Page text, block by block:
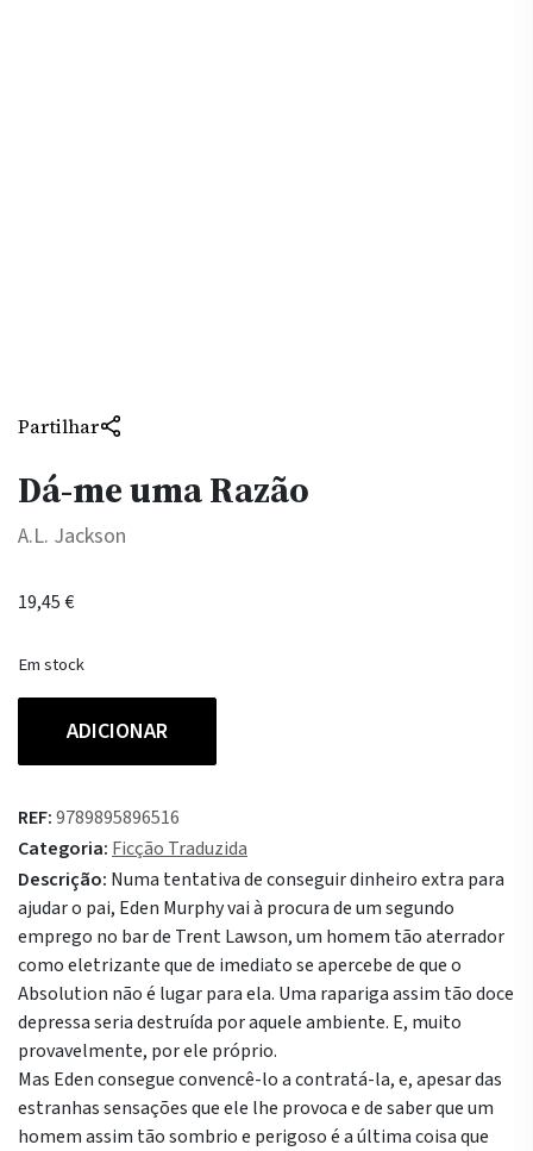
Partilhar
Dá-me uma Razão
A.L. Jackson
19,45€
Em stock
Dá-
uma
Razão
ADICIONAR
REF:9789895896516
Categoria: Ficção Traduzida
Descrição: Numa tentativa de conseguir dinheiro extra para
ajudar o pai, Eden Murphy vai à procura de um segundo
emprego no bar de Trent Lawson, um homem tão aterrador
como eletrizante que de imediato se apercebe de que o
Absolution não é lugar para ela. Uma rapariga assim tão doce
depressa seria destruída por aquele ambiente. E, muito
provavelmente, por ele próprio.
Mas Eden consegue convencê-lo a contratá-la, e, apesar das
estranhas sensações que ele lhe provoca e de saber que um
homem assim tão sombrio e perigoso é a última coisa que